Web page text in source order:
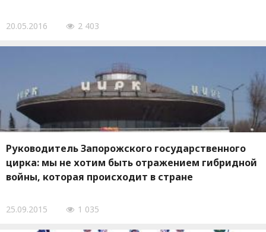
20.05.2016 2 403
Руководитель Запорожского государственного
цирка: мы не хотим быть отражением гибридной
войны, которая происходит в стране
25.09.2015 1 035